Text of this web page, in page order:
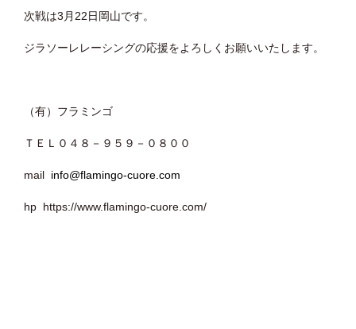
次戦は3月22日岡山です。
ジラソーレレーシングの応援をよろしくお願いいたします。
（有）フラミンゴ
ＴＥＬ０４８－９５９－０８００
mail info@flamingo-cuore.com
hp https://www.flamingo-cuore.com/